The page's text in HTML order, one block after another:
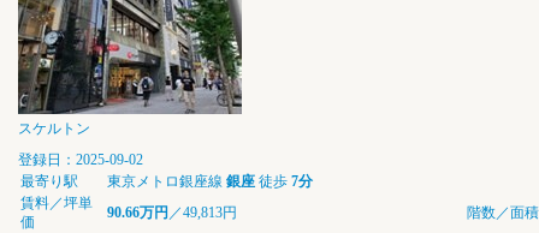
スケルトン
登録日：2025-09-02
最寄り駅
東京メトロ銀座線 銀座 徒歩 7分
賃料／坪単
価
90.66万円 ／49,813円 階数／面積